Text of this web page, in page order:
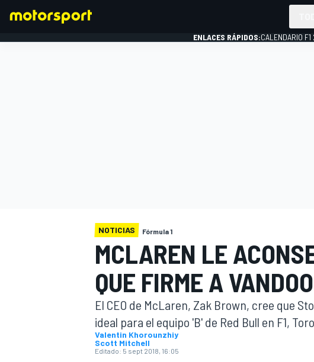
INDYCAR
ENLACES RÁPIDOS:CALENDARIO
NOTICIAS Fórmula 1
MCLAREN LE
QUE FIRME A
El CEO de McLaren, Zak Brown, cree que
ideal para el equipo 'B' de Red Bull en F1,
Valentin Khorounzhiy
Scott Mitchell
Editado: 5 sept 2018, 16:05